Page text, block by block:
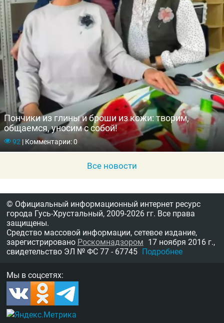
Пончики из глины и броши из кожи: творим,
общаемся, уносим с собой!
92 |Комментарии: 0
Все новости
© Официальный информационный интернет ресурс
города Гусь-Хрустальный, 2009-2026 гг. Все права
защищены.
Средство массовой информации, сетевое издание,
зарегистрировано Роскомнадзором 17 ноября 2016 г.,
свидетельство ЭЛ № ФС 77 - 67745 Подробнее
Мы в соцсетях: